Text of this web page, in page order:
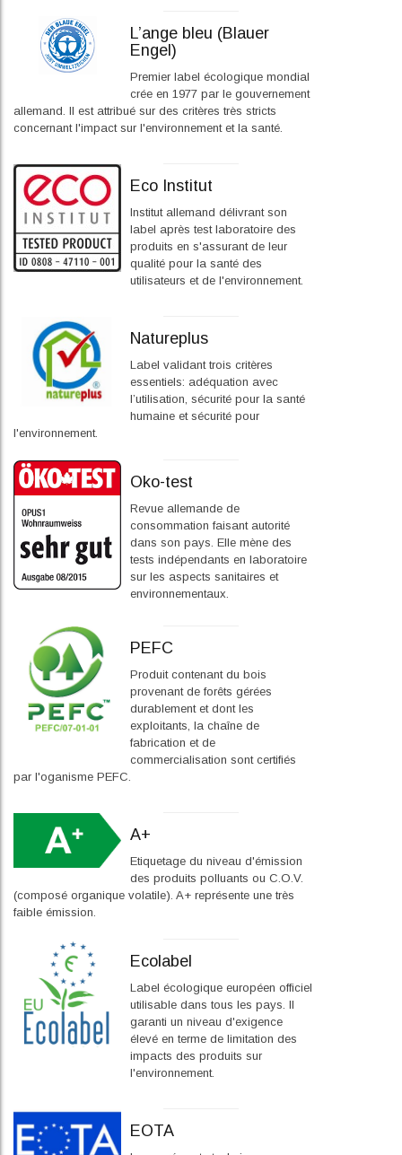
L’ange bleu (Blauer
Engel)
Premier label écologique mondial
crée en 1977 par le gouvernement
allemand. Il est attribué sur des critères très stricts
concernant l'impact sur l'environnement et la santé.
Eco Institut
Institut allemand délivrant son
label après test laboratoire des
produits en s'assurant de leur
qualité pour la santé des
utilisateurs et de l'environnement.
Natureplus
Label validant trois critères
essentiels: adéquation avec
l’utilisation, sécurité pour la santé
humaine et sécurité pour
l'environnement.
Oko-test
Revue allemande de
consommation faisant autorité
dans son pays. Elle mène des
tests indépendants en laboratoire
sur les aspects sanitaires et
environnementaux.
PEFC
Produit contenant du bois
provenant de forêts gérées
durablement et dont les
exploitants, la chaîne de
fabrication et de
commercialisation sont certifiés
par l'oganisme PEFC.
A+
Etiquetage du niveau d'émission
des produits polluants ou C.O.V.
(composé organique volatile). A+ représente une très
faible émission.
Ecolabel
Label écologique européen officiel
utilisable dans tous les pays. Il
garanti un niveau d'exigence
élevé en terme de limitation des
impacts des produits sur
l'environnement.
EOTA